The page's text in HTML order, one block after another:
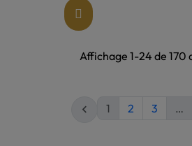
Affichage 1-24 de 170
 1 2 3 …